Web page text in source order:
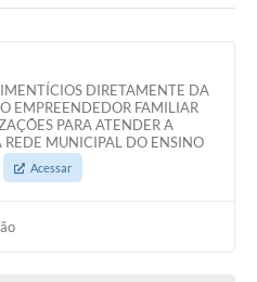
DIRETAMENTE DA
EMPREENDEDOR FAMILIAR
PARA ATENDER A
MUNICIPAL DO ENSINO
Acessar